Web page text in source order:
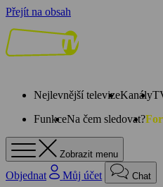
Přejít na obsah
Nejlevnější televizeKanály
FunkceNa čem sledovat?
Zobrazit menu
Objednat Můj účet Chat